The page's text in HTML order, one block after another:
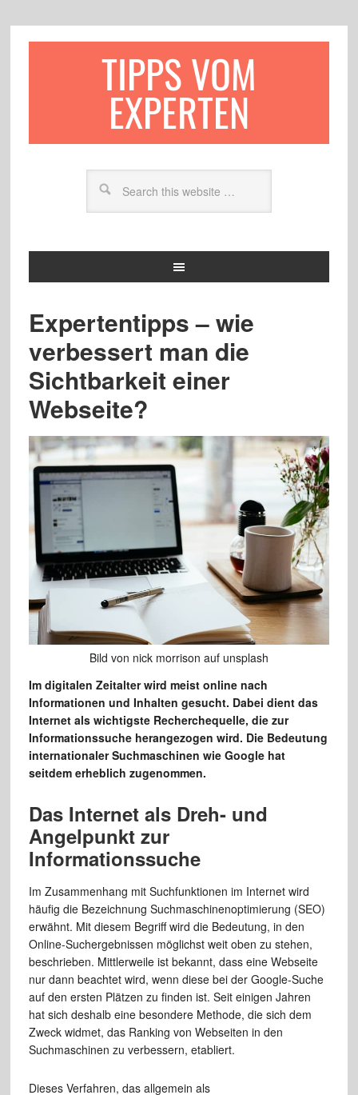
TIPPS VOM
EXPERTEN
Expertentipps – wie
verbessert man die
Sichtbarkeit einer
Webseite?
Bild von nick morrison auf unsplash
Im digitalen Zeitalter wird meist online nach
Informationen und Inhalten gesucht. Dabei dient das
Internet als wichtigste Recherchequelle, die zur
Informationssuche herangezogen wird. Die Bedeutung
internationaler Suchmaschinen wie Google hat
seitdem erheblich zugenommen.
Das Internet als Dreh- und
Angelpunkt zur
Informationssuche
Im Zusammenhang mit Suchfunktionen im Internet wird
häufig die Bezeichnung Suchmaschinenoptimierung (SEO)
erwähnt. Mit diesem Begriff wird die Bedeutung, in den
Online-Suchergebnissen möglichst weit oben zu stehen,
beschrieben. Mittlerweile ist bekannt, dass eine Webseite
nur dann beachtet wird, wenn diese bei der Google-Suche
auf den ersten Plätzen zu finden ist. Seit einigen Jahren
hat sich deshalb eine besondere Methode, die sich dem
Zweck widmet, das Ranking von Webseiten in den
Suchmaschinen zu verbessern, etabliert.
Dieses Verfahren, das allgemein als